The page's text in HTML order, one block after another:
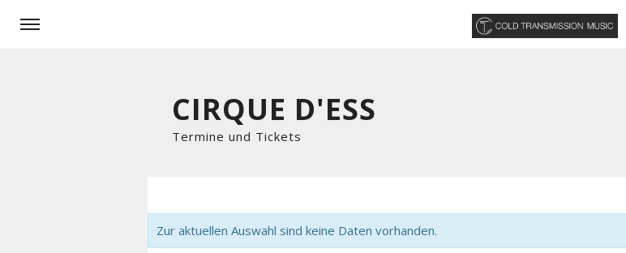
CIRQUE D'ESS
Termine und Tickets
Zur aktuellen Auswahl sind keine Daten vorhanden.